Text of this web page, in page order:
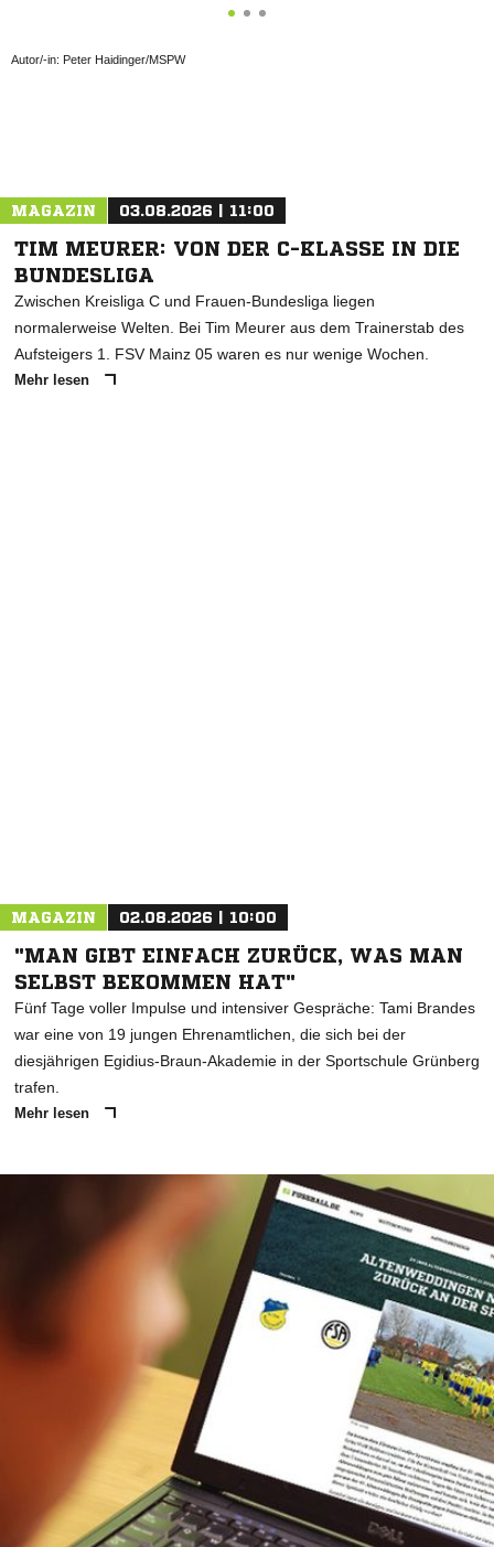
Autor/-in: Peter Haidinger/MSPW
MAGAZIN 03.08.2026 | 11:00
TIM MEURER: VON DER C-KLASSE IN DIE
BUNDESLIGA
Zwischen Kreisliga C und Frauen-Bundesliga liegen
normalerweise Welten. Bei Tim Meurer aus dem Trainerstab des
Aufsteigers 1. FSV Mainz 05 waren es nur wenige Wochen.
Mehr lesen
MAGAZIN 02.08.2026 | 10:00
"MAN GIBT EINFACH ZURÜCK, WAS MAN
SELBST BEKOMMEN HAT"
Fünf Tage voller Impulse und intensiver Gespräche: Tami Brandes
war eine von 19 jungen Ehrenamtlichen, die sich bei der
diesjährigen Egidius-Braun-Akademie in der Sportschule Grünberg
trafen.
Mehr lesen